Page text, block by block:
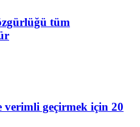
tüm
geçirmek için 20